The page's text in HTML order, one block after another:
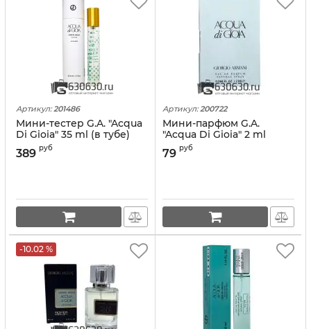
Артикул: 201486
Мини-тестер G.A. "Acqua
Di Gioia" 35 ml (в тубе)
389 руб
Артикул: 200722
Мини-парфюм G.A.
"Acqua Di Gioia" 2 ml
79 руб
-10.02 %